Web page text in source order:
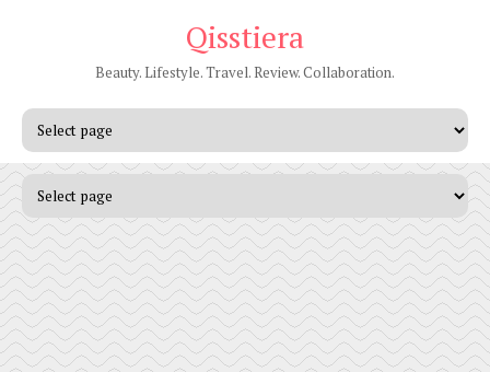
Qisstiera
Beauty. Lifestyle. Travel. Review. Collaboration.